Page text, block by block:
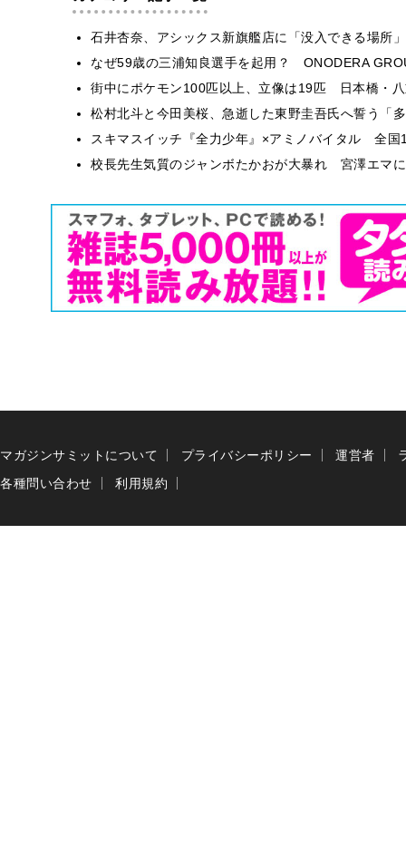
石井杏奈、アシックス新旗艦店に「没入できる場所
なぜ59歳の三浦知良選手を起用？ ONODERA
街中にポケモン100匹以上、立像は19匹 日本橋・
松村北斗と今田美桜、急逝した東野圭吾氏へ誓う「
スキマスイッチ『全力少年』×アミノバイタル 全国
校長先生気質のジャンボたかおが大暴れ 宮澤エマ
マガジンサミットについて プライバシーポリシー 運営者
各種問い合わせ
利用規約